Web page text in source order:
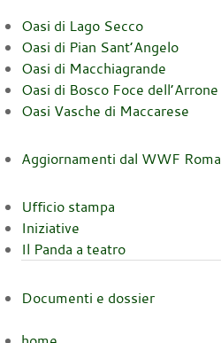
Oasi di Lago Secco
Oasi di Pian Sant’Angelo
Oasi di Macchiagrande
Oasi di Bosco Foce dell’Arrone
Oasi Vasche di Maccarese
Aggiornamenti dal WWF Roma
Ufficio stampa
Iniziative
Il Panda a teatro
Documenti e dossier